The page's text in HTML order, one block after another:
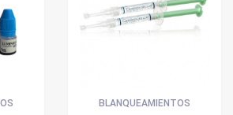
BLANQUEAMIENTOS